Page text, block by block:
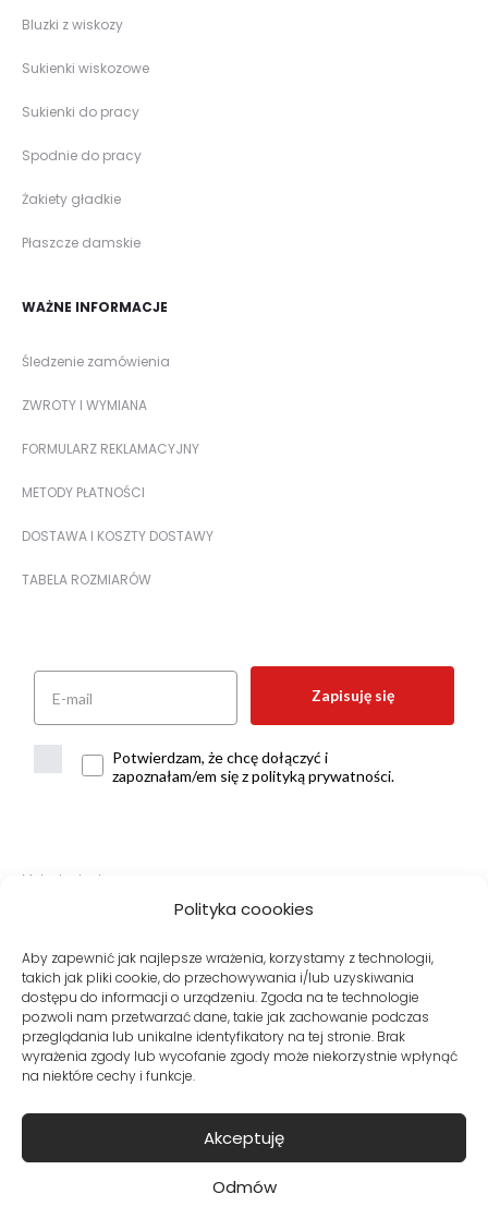
Polityka coookies
Aby zapewnić jak najlepsze wrażenia, korzystamy z technologii,
takich jak pliki cookie, do przechowywania i/lub uzyskiwania
dostępu do informacji o urządzeniu. Zgoda na te technologie
pozwoli nam przetwarzać dane, takie jak zachowanie podczas
przeglądania lub unikalne identyfikatory na tej stronie. Brak
wyrażenia zgody lub wycofanie zgody może niekorzystnie wpłynąć
na niektóre cechy i funkcje.
Akceptuję
Odmów
Bluzki z wiskozy
Sukienki wiskozowe
Sukienki do pracy
Spodnie do pracy
Żakiety gładkie
Płaszcze damskie
WAŻNE INFORMACJE
Śledzenie zamówienia
ZWROTY I WYMIANA
FORMULARZ REKLAMACYJNY
METODY PŁATNOŚCI
DOSTAWA I KOSZTY DOSTAWY
TABELA ROZMIARÓW
Zapisuję się
Potwierdzam, że chcę dołączyć i
zapoznałam/em się z polityką prywatności.
Metody dostawy:
Bezpieczne płatności:
© Copyright VITO VERGELIS® Sklep internetowy z odzieżą damską